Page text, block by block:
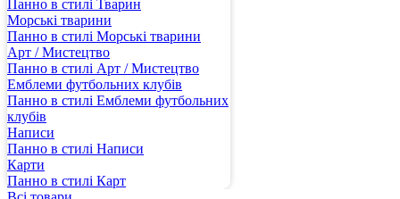
Панно в стилі Тварин
Морські тварини
Панно в стилі Морські тварини
Арт / Мистецтво
Панно в стилі Арт / Мистецтво
Емблеми футбольних клубів
Панно в стилі Емблеми футбольних
клубів
Написи
Панно в стилі Написи
Карти
Панно в стилі Карт